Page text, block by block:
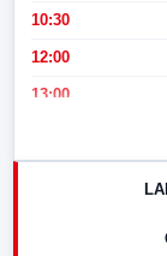
10:30
12:00
13:00